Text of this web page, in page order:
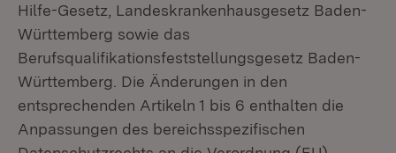
Hilfe-Gesetz, Landeskrankenhausgesetz Baden-
Württemberg sowie das
Berufsqualifikationsfeststellungsgesetz Baden-
Württemberg. Die Änderungen in den
entsprechenden Artikeln 1 bis 6 enthalten die
Anpassungen des bereichsspezifischen